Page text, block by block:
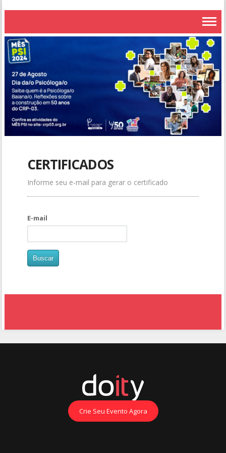
CERTIFICADOS
Informe seu e-mail para gerar o certificado
E-mail
Crie Seu Evento Agora